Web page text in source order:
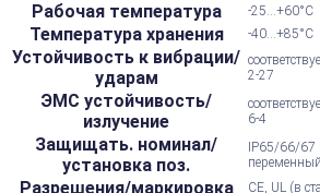
Рабочая температура -25...+60°С
Температура хранения -40...+85°С
Устойчивость к вибрации/
ударам
2-27
ЭМС устойчивость/
излучение
6-4
Защищать. номинал/
установка поз.
IP65/66/67
переменный
Разрешения/маркировка CE, UL (в